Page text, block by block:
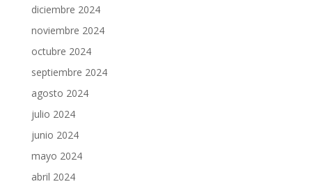
diciembre 2024
noviembre 2024
octubre 2024
septiembre 2024
agosto 2024
julio 2024
junio 2024
mayo 2024
abril 2024